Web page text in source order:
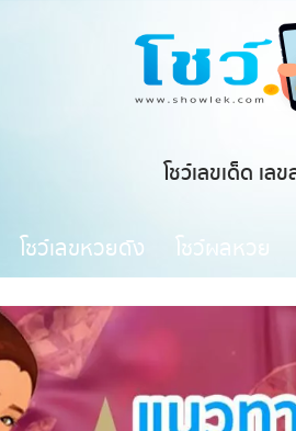
โชว์เลขเด็ด เล
โชว์เลขหวยดัง โชว์ผลหวย